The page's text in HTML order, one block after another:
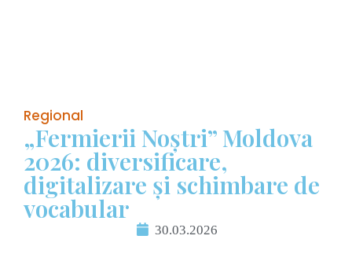
Regional
„Fermierii Noștri” Moldova
2026: diversificare,
digitalizare și schimbare de
vocabular
30.03.2026